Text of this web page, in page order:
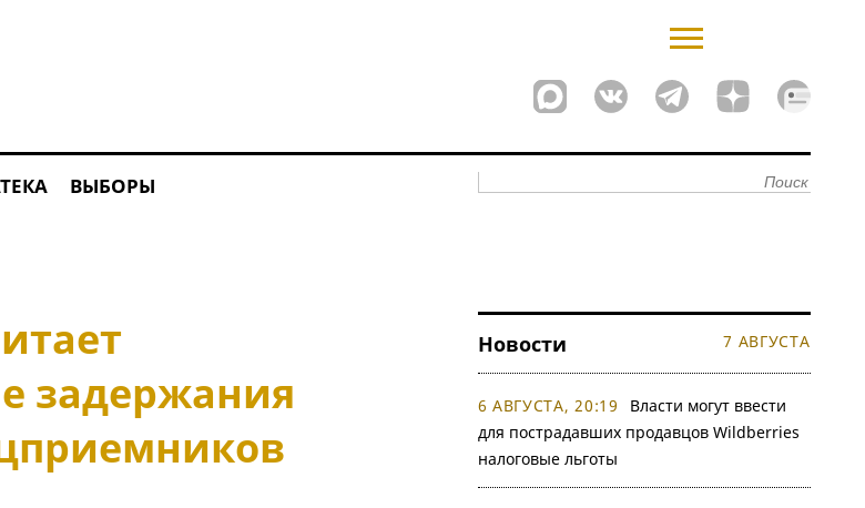
ВЫБОРЫ
задержания
Новости 7 АВГУСТА
6 АВГУСТА, 20:19
Власти могут ввести
для пострадавших продавцов Wildberries
налоговые льготы